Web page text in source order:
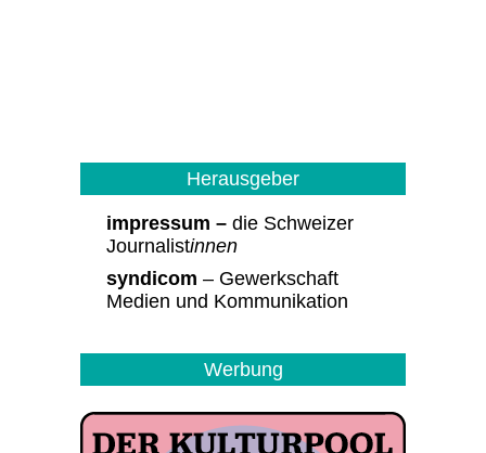
Herausgeber
impressum – die Schweizer
Journalistinnen
syndicom – Gewerkschaft
Medien und Kommunikation
Werbung